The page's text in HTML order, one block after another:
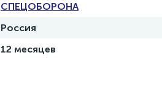
СПЕЦОБОРОНА
Россия
12 месяцев